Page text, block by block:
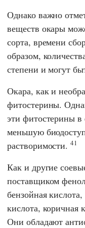
Однако важно
веществ окары
сорта, времени
образом,
степени и могут
Окара, как и
фитостерины.
эти фитостерины в
меньшую
растворимости.41
Как и другие
поставщиком
бензойная
кислота, коричная
Они обладают